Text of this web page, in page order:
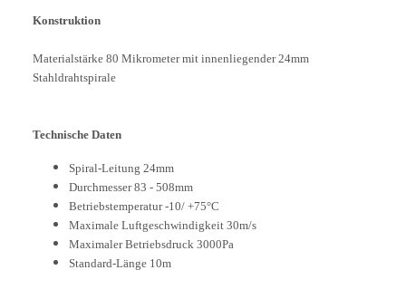
Konstruktion
Materialstärke 80 Mikrometer mit innenliegender 24mm
Stahldrahtspirale
Technische Daten
Spiral-Leitung 24mm
Durchmesser 83 - 508mm
Betriebstemperatur -10/ +75°C
Maximale Luftgeschwindigkeit 30m/s
Maximaler Betriebsdruck 3000Pa
Standard-Länge 10m